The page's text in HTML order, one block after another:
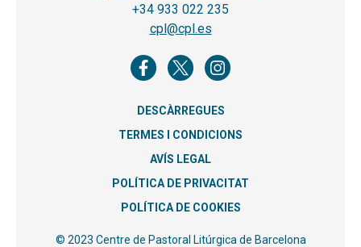
+34 933 022 235
cpl@cpl.es
DESCÀRREGUES
TERMES I CONDICIONS
AVÍS LEGAL
POLÍTICA DE PRIVACITAT
POLÍTICA DE COOKIES
© 2023 Centre de Pastoral Litúrgica de Barcelona